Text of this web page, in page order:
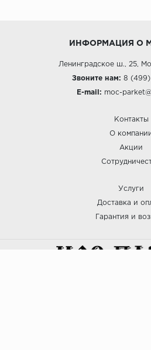
ИНФОРМАЦИЯ О
Ленинградское ш., 25,
Звоните нам: 8
E-mail: moc-
Контакты
О
Акции
Услуги
Доставка и
Гарантия и